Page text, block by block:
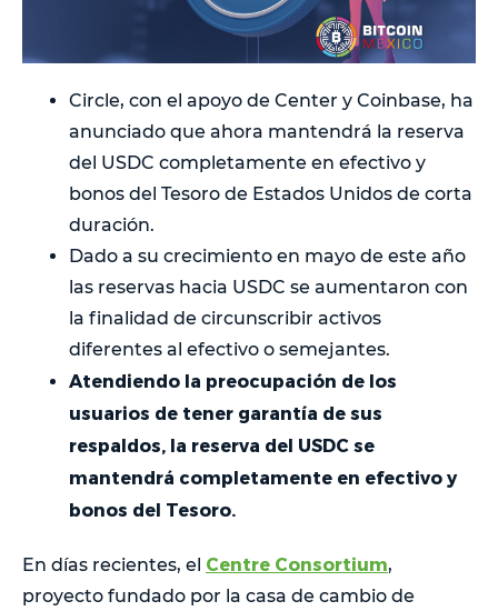
Circle, con el apoyo de Center y Coinbase, ha
anunciado que ahora mantendrá la reserva
del USDC completamente en efectivo y
bonos del Tesoro de Estados Unidos de corta
duración.
Dado a su crecimiento en mayo de este año
las reservas hacia USDC se aumentaron con
la finalidad de circunscribir activos
diferentes al efectivo o semejantes.
Atendiendo la preocupación de los
usuarios de tener garantía de sus
respaldos, la reserva del USDC se
mantendrá completamente en efectivo y
bonos del Tesoro.
En días recientes, el Centre Consortium,
proyecto fundado por la casa de cambio de